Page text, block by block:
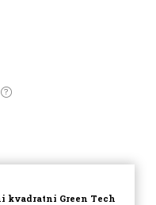
kvadratni Green Tech